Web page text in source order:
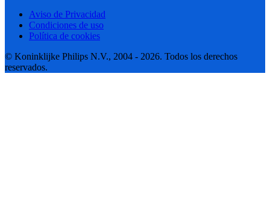
Aviso de Privacidad
Condiciones de uso
Política de cookies
© Koninklijke Philips N.V., 2004 - 2026. Todos los derechos
reservados.